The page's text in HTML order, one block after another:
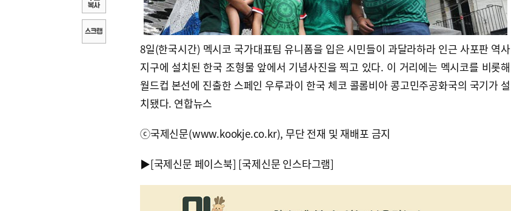
8일(한국시간) 멕시코 국가대표팀 유니폼을 입은 시민들이 과달라하라 인근 사포판 역사
지구에 설치된 한국 조형물 앞에서 기념사진을 찍고 있다. 이 거리에는 멕시코를 비롯해
월드컵 본선에 진출한 스페인 우루과이 한국 체코 콜롬비아 콩고민주공화국의 국기가 설
치됐다. 연합뉴스
ⓒ국제신문(www.kookje.co.kr), 무단 전재 및 재배포 금지
▶[국제신문 페이스북] [국제신문 인스타그램]